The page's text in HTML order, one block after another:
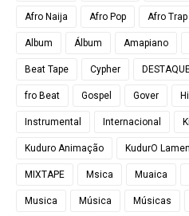
Afro Naija Afro Pop Afro Trap
Album Álbum Amapiano
Beat Tape Cypher
fro Beat Gospel Gover
Instrumental Internacional
Kuduro Animação KudurO
MIXTAPE Msica Muaica
Musica Música Músicas